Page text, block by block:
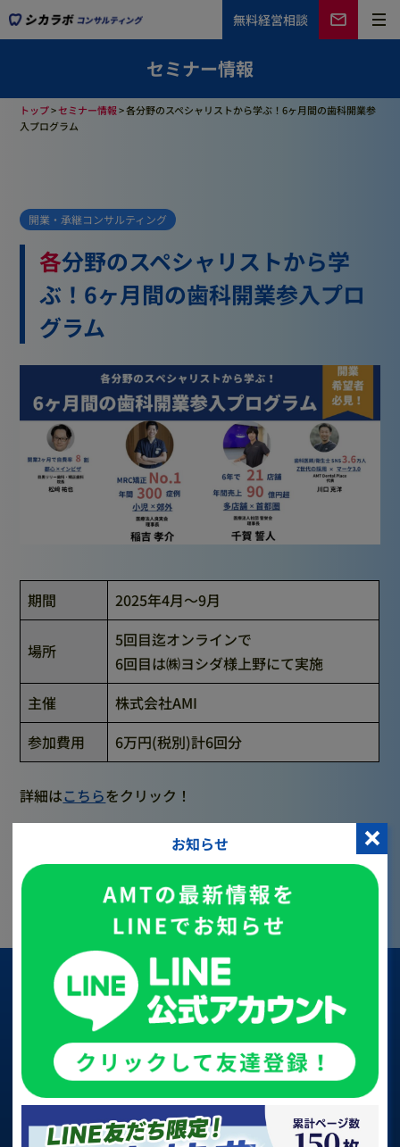
無料経営相談
セミナー情報
トップ>セミナー情報>各分野のスペシャリストから学ぶ！6ヶ月間の歯科開業参
入プログラム
お知らせ
開業・承継コンサルティング
各分野のスペシャリストから学
ぶ！6ヶ月間の歯科開業参入プロ
グラム
期間 2025年4月～9月
場所
5回目迄オンラインで
6回目は㈱ヨシダ様上野にて実施
主催
株式会社AMI
参加費用
6万円(税別)計6回分
詳細はこちらをクリック！
前のページに戻る
You’re Next
クライアントの成果を見て興味を持った方、
次はあなたの医院の番です。
お問い合わせ